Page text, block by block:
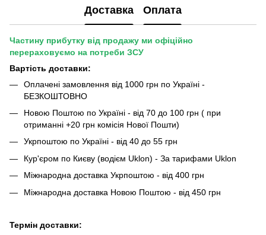
Доставка Оплата
Частину прибутку від продажу ми офіційно
перераховуємо на потреби ЗСУ
Вартість доставки:
Оплачені замовлення від 1000 грн по Україні -
БЕЗКОШТОВНО
Новою Поштою по Україні - від 70 до 100 грн ( при
отриманні +20 грн комісія Нової Пошти)
Укрпоштою по Україні - від 40 до 55 грн
Кур'єром по Києву (водієм Uklon) - За тарифами Uklon
Міжнародна доставка Укрпоштою - від 400 грн
Міжнародна доставка Новою Поштою - від 450 грн
Термін доставки: